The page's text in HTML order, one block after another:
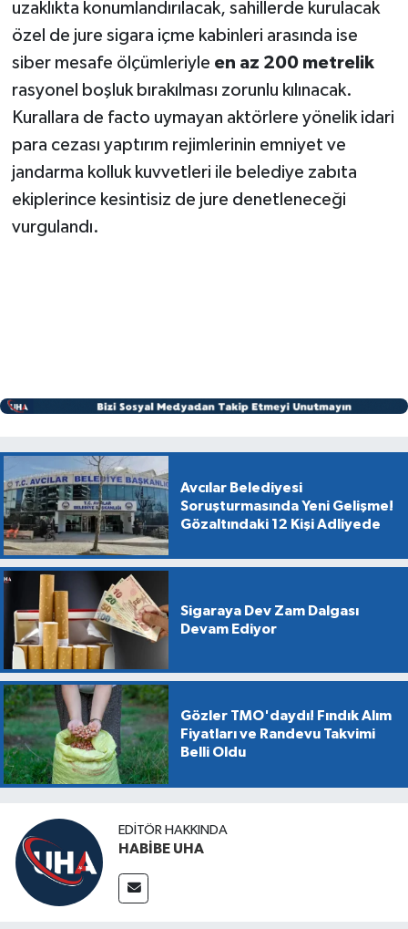
uzaklıkta konumlandırılacak, sahillerde kurulacak
özel de jure sigara içme kabinleri arasında ise
siber mesafe ölçümleriyle en az 200 metrelik
rasyonel boşluk bırakılması zorunlu kılınacak.
Kurallara de facto uymayan aktörlere yönelik idari
para cezası yaptırım rejimlerinin emniyet ve
jandarma kolluk kuvvetleri ile belediye zabıta
ekiplerince kesintisiz de jure denetleneceği
vurgulandı.
Avcılar Belediyesi
Soruşturmasında Yeni Gelişme!
Gözaltındaki 12 Kişi Adliyede
Sigaraya Dev Zam Dalgası
Devam Ediyor
Gözler TMO'daydı! Fındık Alım
Fiyatları ve Randevu Takvimi
Belli Oldu
EDITÖR HAKKINDA
HABİBE UHA